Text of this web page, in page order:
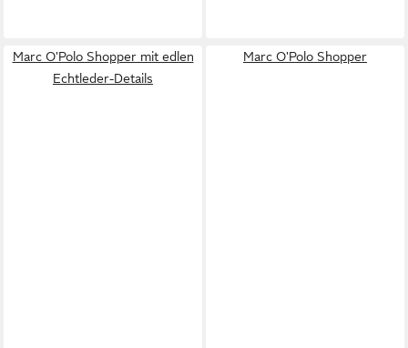
Marc O'Polo Shopper mit edlen
Echtleder-Details
Marc O'Polo Shopper